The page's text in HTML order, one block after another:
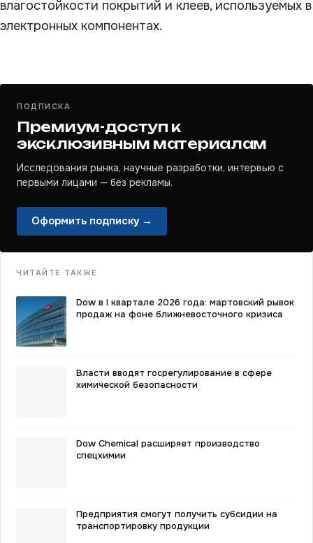
влагостойкости покрытий и клеев, используемых в
электронных компонентах.
ПОДПИСКА
Премиум-доступ к
эксклюзивным материалам
Исследования рынка, научные разработки, интервью с
первыми лицами — без рекламы.
Оформить подписку →
ЧИТАЙТЕ ТАКЖЕ
Dow в I квартале 2026 года: мартовский рывок
продаж на фоне ближневосточного кризиса
Власти вводят госрегулирование в сфере
химической безопасности
Dow Chemical расширяет производство
спецхимии
Предприятия смогут получить субсидии на
транспортировку продукции